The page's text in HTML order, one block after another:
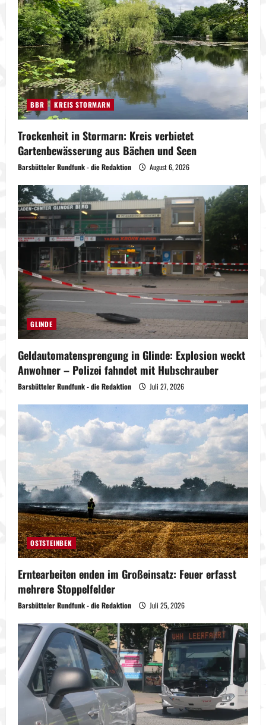
BBR KREIS STORMARN
Trockenheit in Stormarn: Kreis verbietet
Gartenbewässerung aus Bächen und Seen
Barsbütteler Rundfunk - die Redaktion August 6, 2026
GLINDE
Geldautomatensprengung in Glinde: Explosion weckt
Anwohner – Polizei fahndet mit Hubschrauber
Barsbütteler Rundfunk - die Redaktion Juli 27, 2026
OSTSTEINBEK
Erntearbeiten enden im Großeinsatz: Feuer erfasst
mehrere Stoppelfelder
Barsbütteler Rundfunk - die Redaktion Juli 25, 2026